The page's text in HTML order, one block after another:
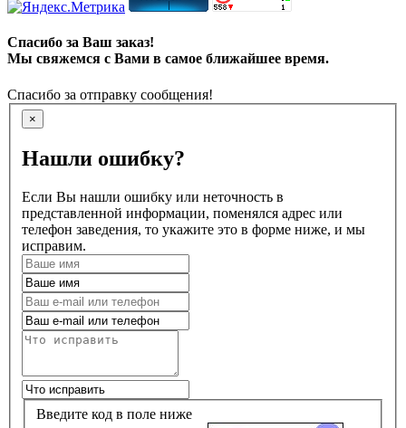
Спасибо за Ваш заказ!
Мы свяжемся с Вами в самое ближайшее время.
Спасибо за отправку сообщения!
×
Нашли ошибку?
Если Вы нашли ошибку или неточность в
представленной информации, поменялся адрес или
телефон заведения, то укажите это в форме ниже, и мы
исправим.
Введите код в поле ниже